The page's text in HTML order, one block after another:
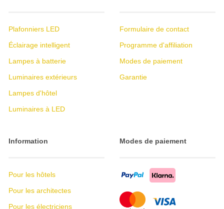
Plafonniers LED
Éclairage intelligent
Lampes à batterie
Luminaires extérieurs
Lampes d'hôtel
Luminaires à LED
Formulaire de contact
Programme d'affiliation
Modes de paiement
Garantie
Information
Pour les hôtels
Pour les architectes
Pour les électriciens
Modes de paiement